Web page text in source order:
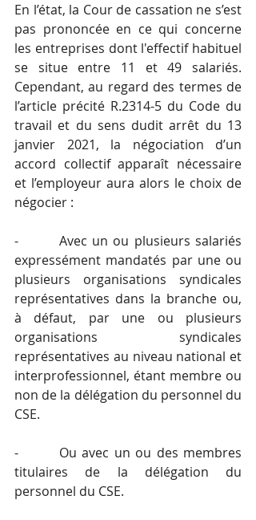
En l’état, la Cour de cassation ne s’est
pas prononcée en ce qui concerne
les entreprises dont l'effectif habituel
se situe entre 11 et 49 salariés.
Cependant, au regard des termes de
l’article précité R.2314-5 du Code du
travail et du sens dudit arrêt du 13
janvier 2021, la négociation d’un
accord collectif apparaît nécessaire
et l’employeur aura alors le choix de
négocier :
-        Avec un ou plusieurs salariés
expressément mandatés par une ou
plusieurs organisations syndicales
représentatives dans la branche ou,
à défaut, par une ou plusieurs
organisations syndicales
représentatives au niveau national et
interprofessionnel, étant membre ou
non de la délégation du personnel du
CSE.
-        Ou avec un ou des membres
titulaires de la délégation du
personnel du CSE.